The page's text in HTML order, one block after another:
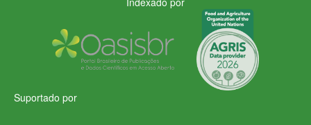
Suportado por